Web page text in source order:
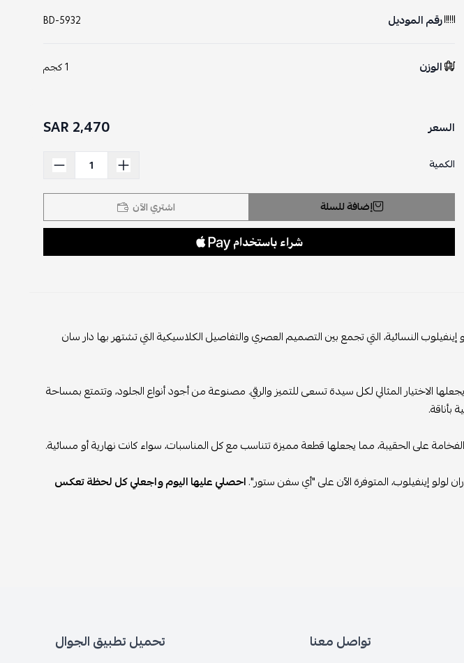
رقم الموديل BD-5932
الوزن 1 كجم
السعر 2,470 SAR
الكمية
إضافة للسلة اشتري الآن
النسائية، التي تجمع بين التصميم العصري والتفاصيل الكلاسيكية التي تشتهر بها دار سان
الاختيار المثالي لكل سيدة تسعى للتميز والرقي. مصنوعة من أجود أنواع الجلود، وتتمتع بمساحة
على الحقيبة، مما يجعلها قطعة مميزة تتناسب مع كل المناسبات، سواء كانت نهارية أو مسائية.
لولو إينفيلوب، المتوفرة الآن على "أي سفن ستور".احصلي عليها اليوم واجعلي كل لحظة تعكس
تواصل معنا تحميل تطبيق الجوال